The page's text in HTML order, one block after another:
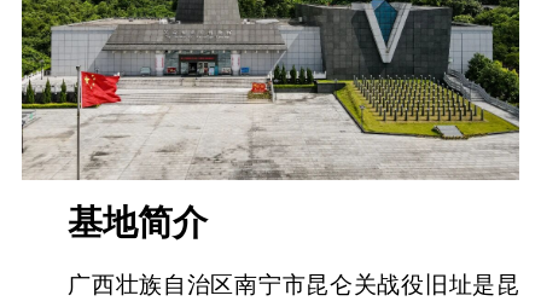
基地简介
广西壮族自治区南宁市昆仑关战役旧址是昆